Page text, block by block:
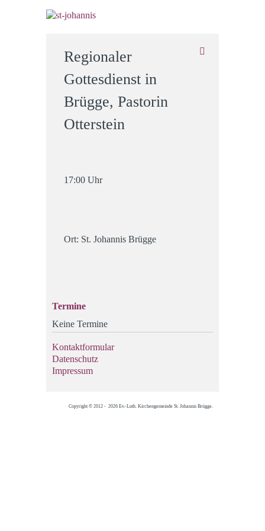
Regionaler
Gottesdienst in
Brügge, Pastorin
Otterstein
17:00 Uhr
Ort: St. Johannis Brügge
Termine
Keine Termine
Kontaktformular
Datenschutz
Impressum
Copyright © 2012 - 2026 Ev.-Luth. Kirchengemeinde St. Johannis Brügge.